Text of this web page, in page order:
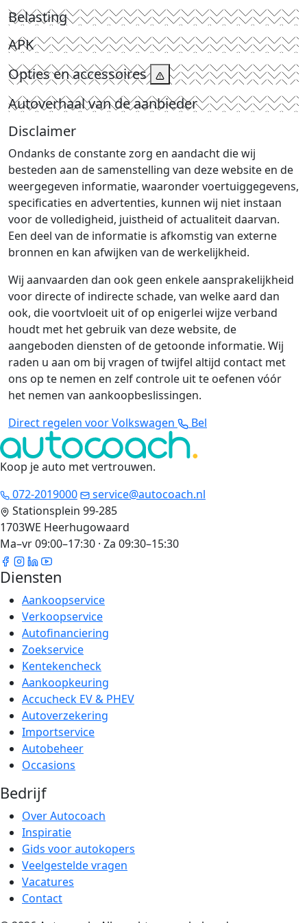
Belasting
APK
Opties en accessoires
Autoverhaal van de aanbieder
Disclaimer
Ondanks de constante zorg en aandacht die wij
besteden aan de samenstelling van deze website en de
weergegeven informatie, waaronder voertuiggegevens,
specificaties en advertenties, kunnen wij niet instaan
voor de volledigheid, juistheid of actualiteit daarvan.
Een deel van de informatie is afkomstig van externe
bronnen en kan afwijken van de werkelijkheid.
Wij aanvaarden dan ook geen enkele aansprakelijkheid
voor directe of indirecte schade, van welke aard dan
ook, die voortvloeit uit of op enigerlei wijze verband
houdt met het gebruik van deze website, de
aangeboden diensten of de getoonde informatie. Wij
raden u aan om bij vragen of twijfel altijd contact met
ons op te nemen en zelf controle uit te oefenen vóór
het nemen van aankoopbeslissingen.
Direct regelen voor Volkswagen
Bel
Koop je auto met vertrouwen.
072-2019000
service@autocoach.nl
Stationsplein 99-285
1703WE Heerhugowaard
Ma–vr 09:00–17:30 · Za 09:30–15:30
Diensten
Aankoopservice
Verkoopservice
Autofinanciering
Zoekservice
Kentekencheck
Aankoopkeuring
Accucheck EV & PHEV
Autoverzekering
Importservice
Autobeheer
Occasions
Bedrijf
Over Autocoach
Inspiratie
Gids voor autokopers
Veelgestelde vragen
Vacatures
Contact